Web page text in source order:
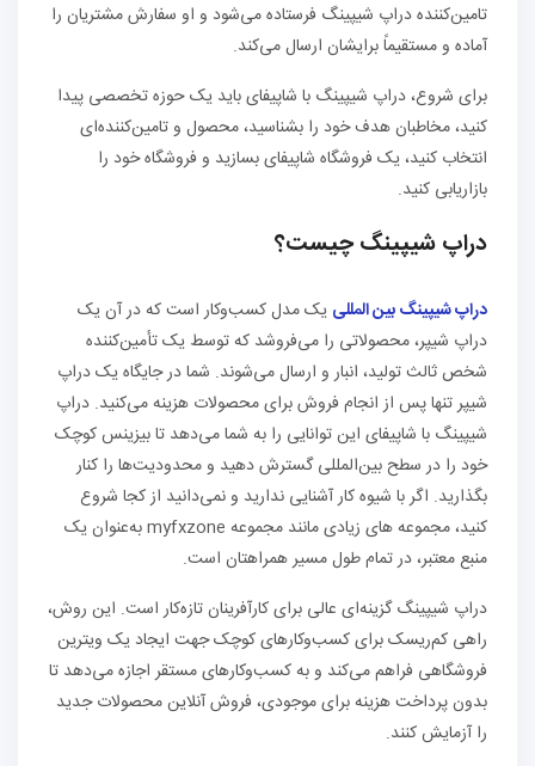
تامین‌کننده دراپ شیپینگ فرستاده می‌شود و او سفارش مشتریان را
آماده و مستقیماً برایشان ارسال می‌کند.
برای شروع، دراپ شیپینگ با شاپیفای باید یک حوزه تخصصی پیدا
کنید، مخاطبان هدف خود را بشناسید، محصول و تامین‌کننده‌ای
انتخاب کنید، یک فروشگاه شاپیفای بسازید و فروشگاه خود را
بازاریابی کنید.
دراپ شیپینگ چیست؟
دراپ شیپینگ بین المللی یک مدل کسب‌وکار است که در آن یک
دراپ شیپر، محصولاتی را می‌فروشد که توسط یک تأمین‌کننده
شخص ثالث تولید، انبار و ارسال می‌شوند. شما در جایگاه یک دراپ
شیپر تنها پس از انجام فروش برای محصولات هزینه می‌کنید. دراپ
شیپینگ با شاپیفای این توانایی را به شما می‌دهد تا بیزینس کوچک
خود را در سطح بین‌المللی گسترش دهید و محدودیت‌ها را کنار
بگذارید. اگر با شیوه کار آشنایی ندارید و نمی‌دانید از کجا شروع
کنید، مجموعه های زیادی مانند مجموعه myfxzone به‌عنوان یک
منبع معتبر، در تمام طول مسیر همراهتان است.
دراپ شیپینگ گزینه‌ای عالی برای کارآفرینان تازه‌کار است. این روش،
راهی کم‌ریسک برای کسب‌وکارهای کوچک جهت ایجاد یک ویترین
فروشگاهی فراهم می‌کند و به کسب‌وکارهای مستقر اجازه می‌دهد تا
بدون پرداخت هزینه برای موجودی، فروش آنلاین محصولات جدید
را آزمایش کنند.